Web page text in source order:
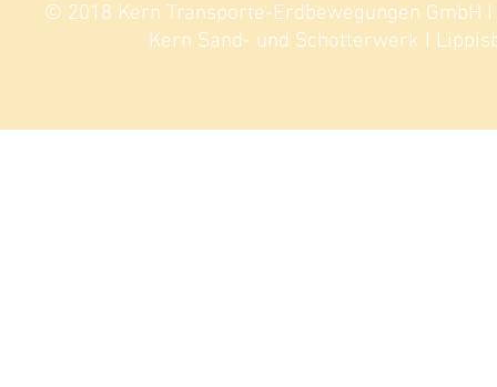
© 2018 Kern Transporte-Erdbewegungen GmbH
Kern Sand- und Schotterwerk I